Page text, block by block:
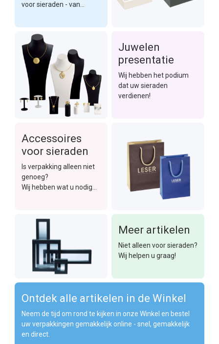
voor sieraden - van
en etuis van hoge
kwaliteit.
Juwelen
presentatie
Wij hebben het podium
dat uw sieraden
verdienen!
Accessoires
voor sieraden
Is verpakking alleen niet
genoeg?
Wij hebben wat u nodig
Meer artikelen
Niet alleen voor sieraden?
Wij helpen u graag!
Ontdek alle artikelen in de Winkel
Neem de tijd om rond te kijken in onze Winkel en bestel
uw verpakkingen gemakkelijk online - snel, gemakkelijk
en direct.